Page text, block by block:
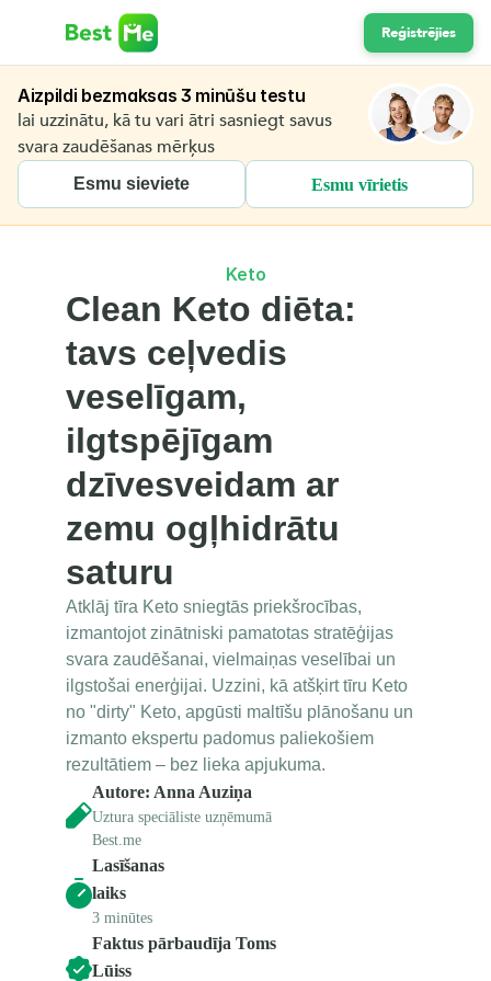
Aizpildi bezmaksas 3 minūšu testu
lai uzzinātu, kā tu vari ātri sasniegt savus
svara zaudēšanas mērķus
Esmu sieviete Esmu vīrietis
Keto
Clean Keto diēta:
tavs ceļvedis
veselīgam,
ilgtspējīgam
dzīvesveidam ar
zemu ogļhidrātu
saturu
Atklāj tīra Keto sniegtās priekšrocības,
izmantojot zinātniski pamatotas stratēģijas
svara zaudēšanai, vielmaiņas veselībai un
ilgstošai enerģijai. Uzzini, kā atšķirt tīru Keto
no "dirty" Keto, apgūsti maltīšu plānošanu un
izmanto ekspertu padomus paliekošiem
rezultātiem – bez lieka apjukuma.
Autore: Anna Auziņa
Uztura speciāliste uzņēmumā
Best.me
Lasīšanas
laiks
3 minūtes
Faktus pārbaudīja Toms
Lūiss
Reģistrējies